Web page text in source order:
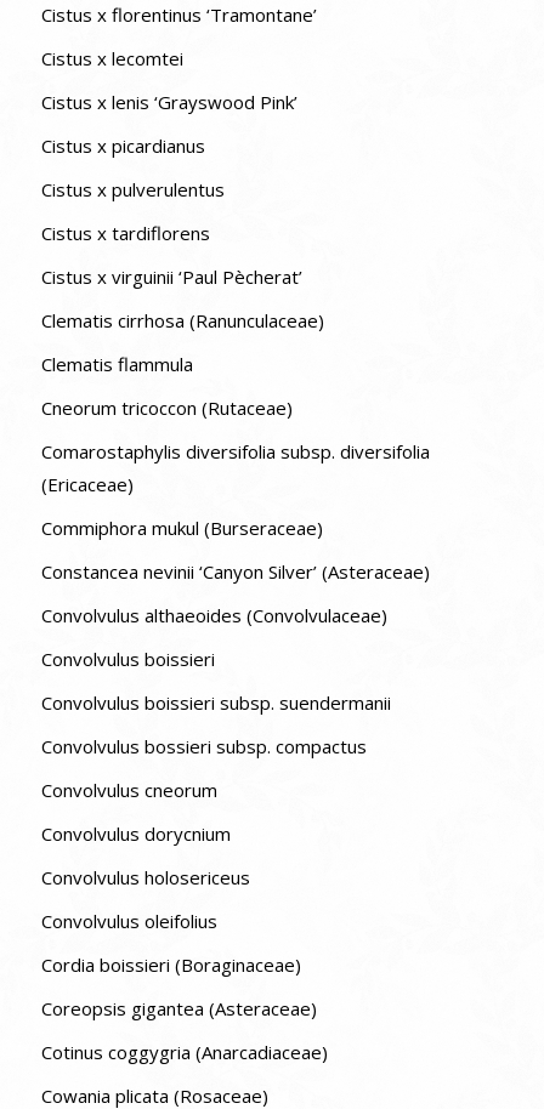
Cistus x florentinus ‘Tramontane’
Cistus x lecomtei
Cistus x lenis ‘Grayswood Pink’
Cistus x picardianus
Cistus x pulverulentus
Cistus x tardiflorens
Cistus x virguinii ‘Paul Pècherat’
Clematis cirrhosa (Ranunculaceae)
Clematis flammula
Cneorum tricoccon (Rutaceae)
Comarostaphylis diversifolia subsp. diversifolia
(Ericaceae)
Commiphora mukul (Burseraceae)
Constancea nevinii ‘Canyon Silver’ (Asteraceae)
Convolvulus althaeoides (Convolvulaceae)
Convolvulus boissieri
Convolvulus boissieri subsp. suendermanii
Convolvulus bossieri subsp. compactus
Convolvulus cneorum
Convolvulus dorycnium
Convolvulus holosericeus
Convolvulus oleifolius
Cordia boissieri (Boraginaceae)
Coreopsis gigantea (Asteraceae)
Cotinus coggygria (Anarcadiaceae)
Cowania plicata (Rosaceae)